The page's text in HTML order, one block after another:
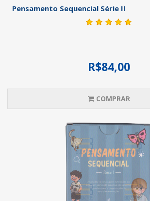
Pensamento Sequencial Série II
R$84,00
COMPRAR